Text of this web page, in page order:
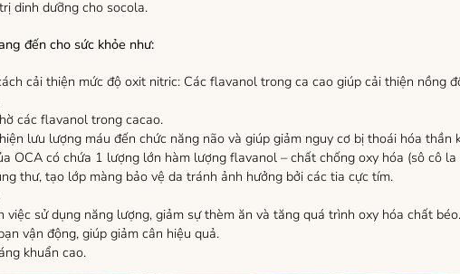
dinh dưỡng cho socola.
đến cho sức khỏe như:
cải thiện mức độ oxit nitric: Các flavanol trong ca cao giúp cải thiện nồng
các flavanol trong cacao.
lưu lượng máu đến chức năng não và giúp giảm nguy cơ bị thoái hóa
OCA có chứa 1 lượng lớn hàm lượng flavanol – chất chống oxy hóa (sô cô
thư, tạo lớp màng bảo vệ da tránh ảnh hưởng bởi các tia cực tím.
việc sử dụng năng lượng, giảm sự thèm ăn và tăng quá trình oxy hóa chất
vận động, giúp giảm cân hiệu quả.
khuẩn cao.